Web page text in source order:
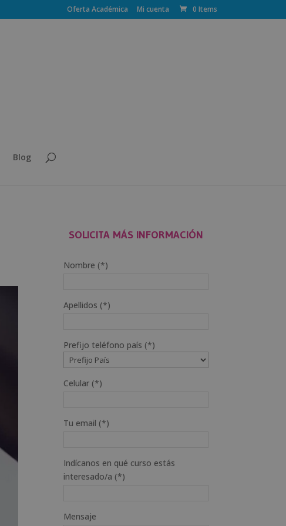
Oferta Académica Mi cuenta 0 Items
Blog
SOLICITA MÁS INFORMACIÓN
Nombre (*)
Apellidos (*)
Prefijo teléfono país (*)
Celular (*)
Tu email (*)
Indícanos en qué curso estás
interesado/a (*)
Mensaje